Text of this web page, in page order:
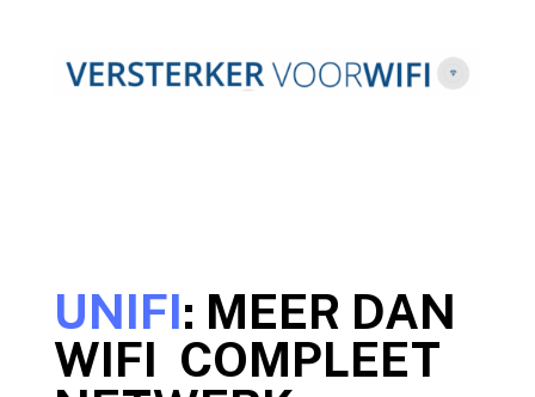
UNIFI: MEER DAN
WIFI COMPLEET